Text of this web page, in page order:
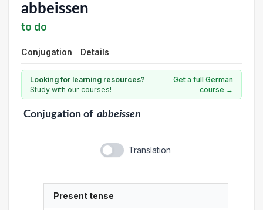
abbeissen
to do
Conjugation Details
Looking for learning resources?
Study with our courses!
Get a full German
course →
Conjugationof abbeissen
Translation
Present tense